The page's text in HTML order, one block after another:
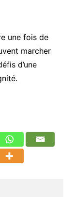
une fois de
marcher
d’une